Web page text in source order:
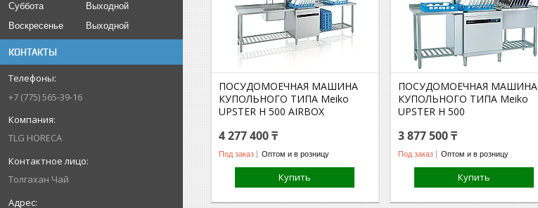
Суббота
Выходной
Воскресенье
Выходной
КОНТАКТЫ
+7 (775) 565-39-16
TLG HORECA
Толгахан Чай
ПОСУДОМОЕЧНАЯ МАШИНА
КУПОЛЬНОГО ТИПА Meiko
UPSTER H 500 AIRBOX
4 277 400 ₸
Под заказ Оптом и в розницу
Купить
ПОСУДОМОЕЧНАЯ МАШИНА
КУПОЛЬНОГО ТИПА Meiko
UPSTER H 500
3 877 500 ₸
Под заказ Оптом и в розницу
Купить